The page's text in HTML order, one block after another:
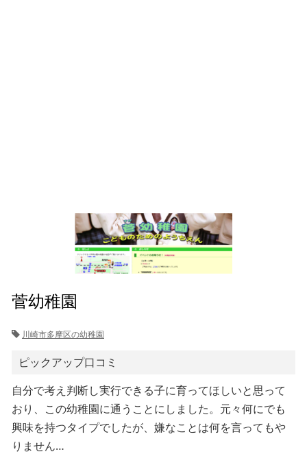
菅幼稚園
川崎市多摩区の幼稚園
ピックアップ口コミ
自分で考え判断し実行できる子に育ってほしいと思って
おり、この幼稚園に通うことにしました。元々何にでも
興味を持つタイプでしたが、嫌なことは何を言ってもや
りません…